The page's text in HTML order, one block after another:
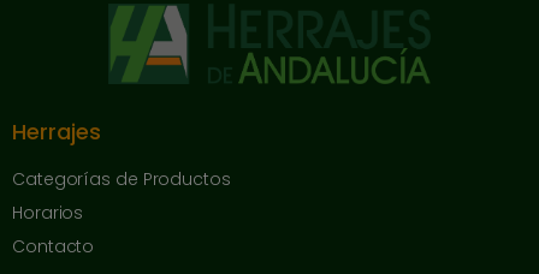
Herrajes
Categorías de Productos
Horarios
Contacto